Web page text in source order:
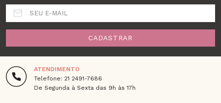
SEU E-MAIL
CADASTRAR
ATENDIMENTO
Telefone: 21 2491-7686
De Segunda à Sexta das 9h às 17h